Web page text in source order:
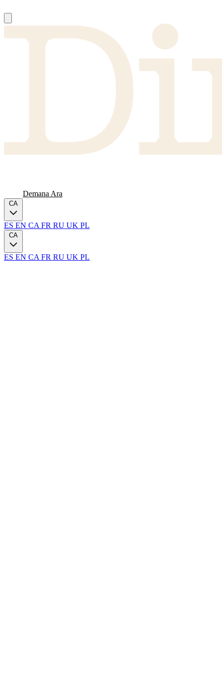
Demana Ara
CA
ES EN CA FR RU UK PL
CA
ES EN CA FR RU UK PL